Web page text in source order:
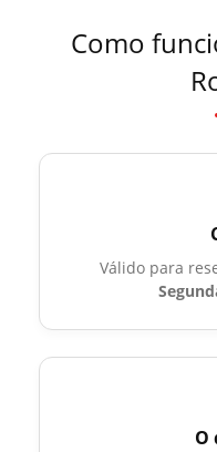
Como
Válido para
O